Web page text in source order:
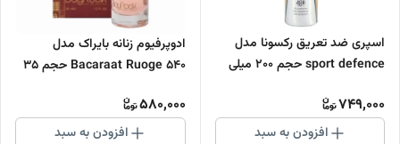
اسپری ضد تعریق رکسونا مدل
sport defence حجم 200 میلی
749,000
افزودن به سبد
ادوپرفیوم زنانه بایراک مدل
Bacaraat Ruoge 540 حجم 35
580,000
افزودن به سبد